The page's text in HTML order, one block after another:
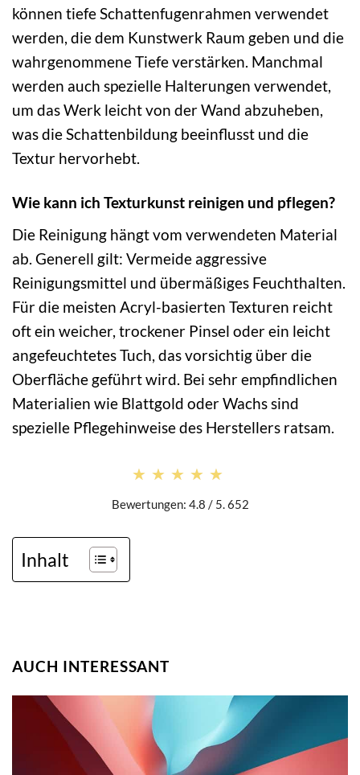
können tiefe Schattenfugenrahmen verwendet
werden, die dem Kunstwerk Raum geben und die
wahrgenommene Tiefe verstärken. Manchmal
werden auch spezielle Halterungen verwendet,
um das Werk leicht von der Wand abzuheben,
was die Schattenbildung beeinflusst und die
Textur hervorhebt.
Wie kann ich Texturkunst reinigen und pflegen?
Die Reinigung hängt vom verwendeten Material
ab. Generell gilt: Vermeide aggressive
Reinigungsmittel und übermäßiges Feuchthalten.
Für die meisten Acryl-basierten Texturen reicht
oft ein weicher, trockener Pinsel oder ein leicht
angefeuchtetes Tuch, das vorsichtig über die
Oberfläche geführt wird. Bei sehr empfindlichen
Materialien wie Blattgold oder Wachs sind
spezielle Pflegehinweise des Herstellers ratsam.
★★★★★
★★★★★
Bewertungen: 4.8 / 5. 652
Inhalt
AUCH INTERESSANT